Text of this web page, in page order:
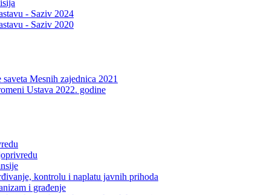
- Saziv 2024
- Saziv 2020
Mesnih zajednica 2021
Ustava 2022. godine
kontrolu i naplatu javnih prihoda
i građenje